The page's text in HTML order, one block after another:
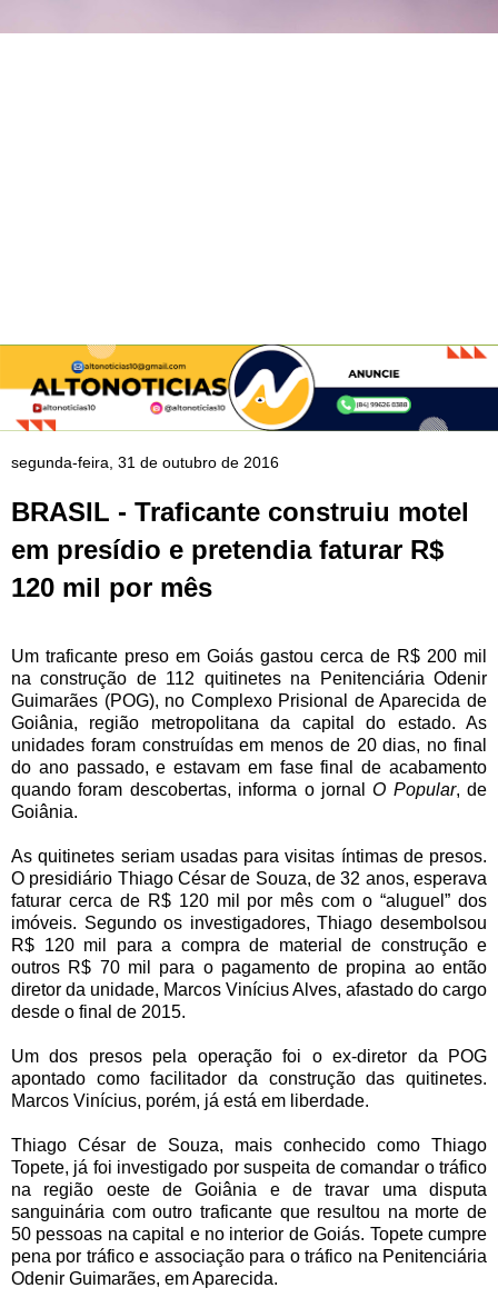
segunda-feira, 31 de outubro de 2016
BRASIL - Traficante construiu motel
em presídio e pretendia faturar R$
120 mil por mês
Um traficante preso em Goiás gastou cerca de R$ 200 mil
na construção de 112 quitinetes na Penitenciária Odenir
Guimarães (POG), no Complexo Prisional de Aparecida de
Goiânia, região metropolitana da capital do estado. As
unidades foram construídas em menos de 20 dias, no final
do ano passado, e estavam em fase final de acabamento
quando foram descobertas, informa o jornal
O Popular, de
Goiânia.
As quitinetes seriam usadas para visitas íntimas de presos.
O presidiário Thiago César de Souza, de 32 anos, esperava
faturar cerca de R$ 120 mil por mês com o “aluguel” dos
imóveis. Segundo os investigadores, Thiago desembolsou
R$ 120 mil para a compra de material de construção e
outros R$ 70 mil para o pagamento de propina ao então
diretor da unidade, Marcos Vinícius Alves, afastado do cargo
desde o final de 2015.
Um dos presos pela operação foi o ex-diretor da POG
apontado como facilitador da construção das quitinetes.
Marcos Vinícius, porém, já está em liberdade.
Thiago César de Souza, mais conhecido como Thiago
Topete, já foi investigado por suspeita de comandar o tráfico
na região oeste de Goiânia e de travar uma disputa
sanguinária com outro traficante que resultou na morte de
50 pessoas na capital e no interior de Goiás. Topete cumpre
pena por tráfico e associação para o tráfico na Penitenciária
Odenir Guimarães, em Aparecida.